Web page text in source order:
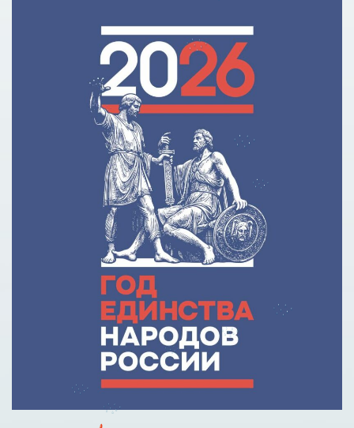
р
Образовательное кредитование: пособие для студентов
Кредит на образование с господдержкой
Причины для изменения условий по образовательному
кредиту
Сделай правильный выбор